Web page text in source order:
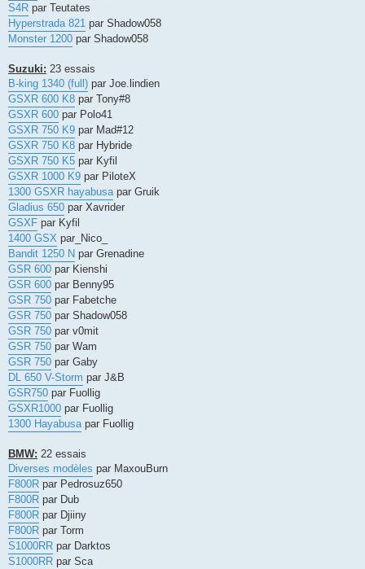
S4R par Teutates
Hyperstrada 821 par Shadow058
Monster 1200 par Shadow058
Suzuki: 23 essais
B-king 1340 (full) par Joe.lindien
GSXR 600 K8 par Tony#8
GSXR 600 par Polo41
GSXR 750 K9 par Mad#12
GSXR 750 K8 par Hybride
GSXR 750 K5 par Kyfil
GSXR 1000 K9 par PiloteX
1300 GSXR hayabusapar Gruik
Gladius 650 par Xavrider
GSXF par Kyfil
1400 GSX par_Nico_
Bandit 1250 N par Grenadine
GSR 600 par Kienshi
GSR 600 par Benny95
GSR 750 par Fabetche
GSR 750 par Shadow058
GSR 750 par v0mit
GSR 750 par Wam
GSR 750 par Gaby
DL 650 V-Storm par J&B
GSR750 par Fuollig
GSXR1000 par Fuollig
1300 Hayabusapar Fuollig
BMW: 22 essais
Diverses modèles par MaxouBurn
F800R par Pedrosuz650
F800R par Dub
F800R par Djiiny
F800R par Torm
S1000RR par Darktos
S1000RR par Sca